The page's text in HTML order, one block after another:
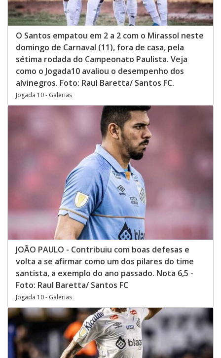
O Santos empatou em 2 a 2 com o Mirassol neste
domingo de Carnaval (11), fora de casa, pela
sétima rodada do Campeonato Paulista. Veja
como o Jogada10 avaliou o desempenho dos
alvinegros. Foto: Raul Baretta/ Santos FC.
Jogada 10 - Galerias
JOÃO PAULO - Contribuiu com boas defesas e
volta a se afirmar como um dos pilares do time
santista, a exemplo do ano passado. Nota 6,5 -
Foto: Raul Baretta/ Santos FC
Jogada 10 - Galerias